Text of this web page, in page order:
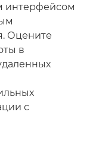
интерфейсом
Оцените
в
с